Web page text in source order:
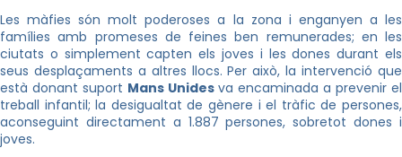
Les màfies són molt poderoses a la zona i enganyen a les
famílies amb promeses de feines ben remunerades; en les
ciutats o simplement capten els joves i les dones durant els
seus desplaçaments a altres llocs. Per això, la intervenció que
està donant suport Mans Unidesva encaminada a prevenir el
treball infantil; la desigualtat de gènere i el tràfic de persones,
aconseguint directament a 1.887 persones, sobretot dones i
joves.